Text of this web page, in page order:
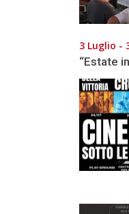
3 Luglio -
“Estate